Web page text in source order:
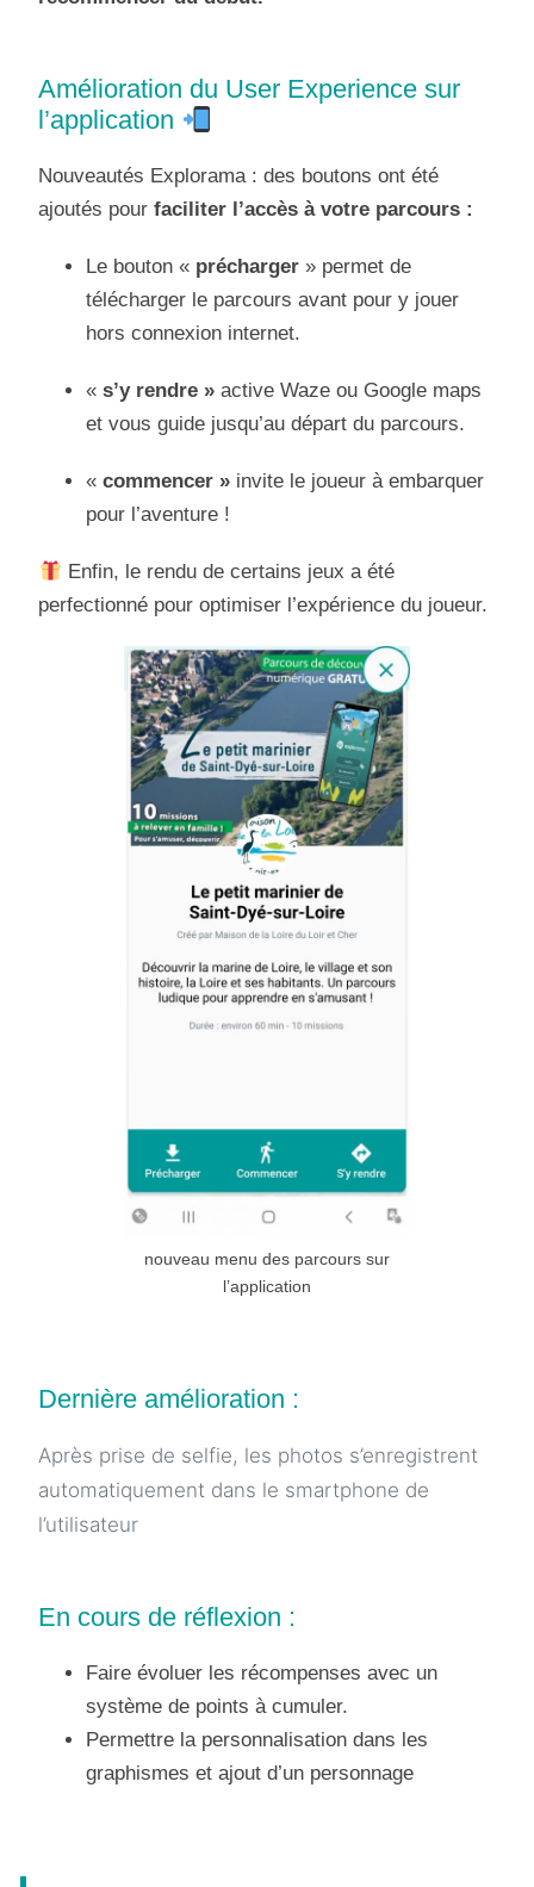
Amélioration du User Experience sur
l’application
Nouveautés Explorama : des boutons ont été
ajoutés pourfaciliter l’accès à votre parcours :
Le bouton « précharger » permet de
télécharger le parcours avant pour y jouer
hors connexion internet.
«s’y rendre »active Waze ou Google maps
et vous guide jusqu’au départ du parcours.
«commencer » invite le joueur à embarquer
pour l’aventure !
Enfin, le rendu de certains jeux a été
perfectionné pour optimiser l’expérience du joueur.
nouveau menu des parcours sur
l’application
Dernière amélioration :
Après prise de selfie, les photos s’enregistrent
automatiquement dans le smartphone de
l’utilisateur
En cours de réflexion :
Faire évoluer les récompenses avec un
système de points à cumuler.
Permettre la personnalisation dans les
graphismes et ajout d’un personnage